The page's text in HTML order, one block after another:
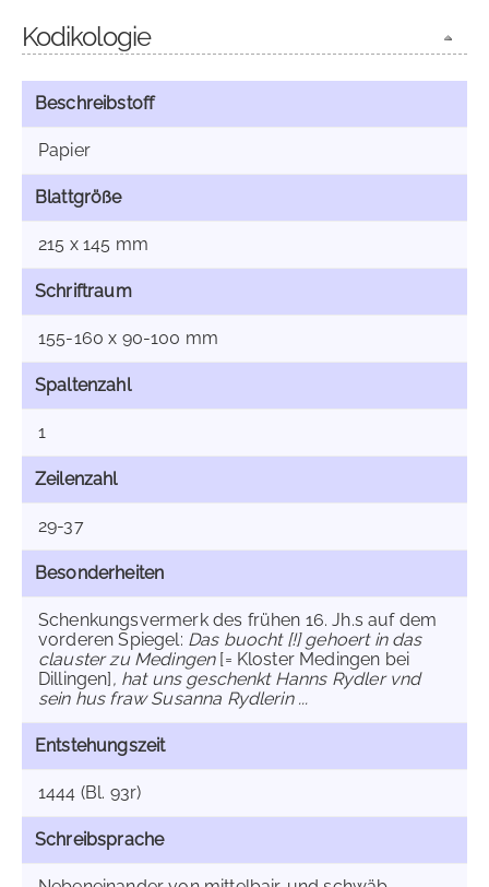
Kodikologie
Beschreibstoff
Papier
Blattgröße
215 x 145 mm
Schriftraum
155-160 x 90-100 mm
Spaltenzahl
1
Zeilenzahl
29-37
Besonderheiten
Schenkungsvermerk des frühen 16. Jh.s auf dem
vorderen Spiegel: Das buocht [!] gehoert in das
clauster zu Medingen[= Kloster Medingen bei
Dillingen], hat uns geschenkt Hanns Rydler vnd
sein hus fraw Susanna Rydlerin ...
Entstehungszeit
1444 (Bl. 93r)
Schreibsprache